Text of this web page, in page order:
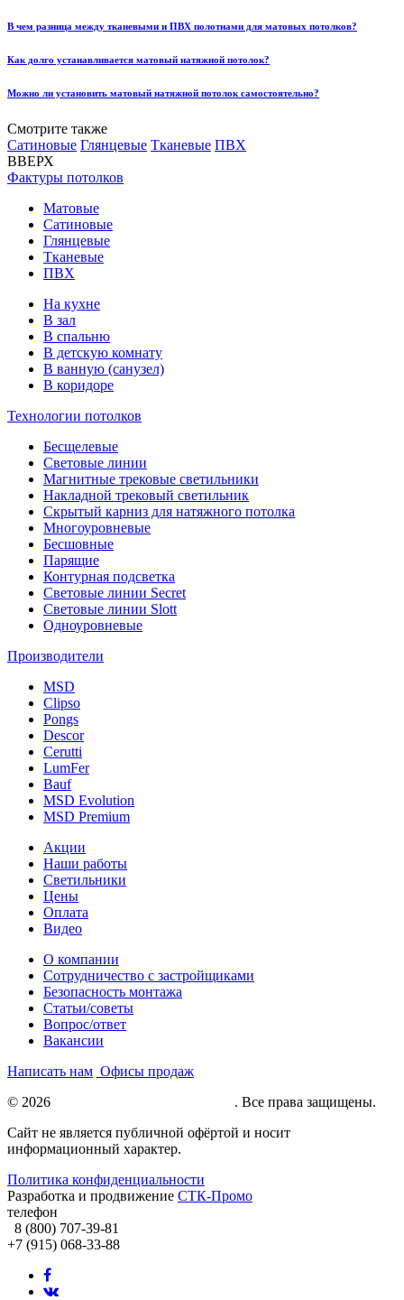
В чем разница между тканевыми и ПВХ полотнами для матовых потолков?
Как долго устанавливается матовый натяжной потолок?
Можно ли установить матовый натяжной потолок самостоятельно?
Смотрите также
Сатиновые Глянцевые Тканевые ПВХ
ВВЕРХ
Фактуры потолков
Матовые
Сатиновые
Глянцевые
Тканевые
ПВХ
На кухне
В зал
В спальню
В детскую комнату
В ванную (санузел)
В коридоре
Технологии потолков
Бесщелевые
Световые линии
Магнитные трековые светильники
Накладной трековый светильник
Скрытый карниз для натяжного потолка
Многоуровневые
Бесшовные
Парящие
Контурная подсветка
Световые линии Secret
Световые линии Slott
Одноуровневые
Производители
MSD
Clipso
Pongs
Descor
Cerutti
LumFer
Bauf
MSD Evolution
MSD Premium
Акции
Наши работы
Светильники
Цены
Оплата
Видео
О компании
Сотрудничество с застройщиками
Безопасность монтажа
Статьи/советы
Вопрос/ответ
Вакансии
Написать нам Офисы продаж
© 2026
. Все права защищены.
Сайт не является публичной офёртой и носит
информационный характер.
Политика конфиденциальности
Разработка и продвижение СТК-Промо
телефон
8 (800) 707-39-81
+7 (915) 068-33-88